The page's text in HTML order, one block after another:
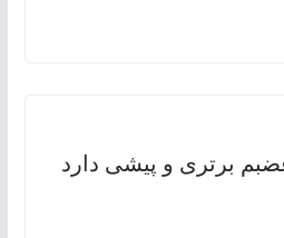
برتری و پیشی دارد